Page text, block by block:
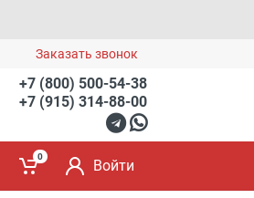
Заказать звонок
+7 (800) 500-54-38
+7 (915) 314-88-00
0
Войти